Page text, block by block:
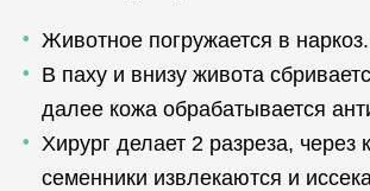
Животное погружается в наркоз.
В паху и внизу живота
далее кожа обрабатывается
Хирург делает 2 разреза, через
семенники извлекаются и